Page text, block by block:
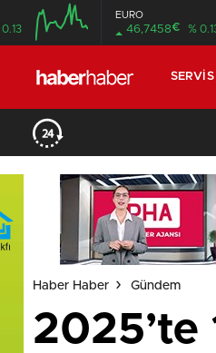
0.13
EURO
46,7458€ %
SERVIS
Haber Haber Gündem
2025’te